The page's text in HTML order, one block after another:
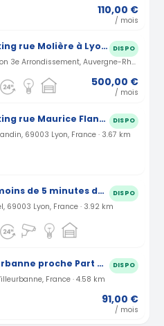
110,00 €
/ mois
Location parking rue Molière à Lyon (69) DISPO
93 Rue Molière, Lyon 3e Arrondissement, Auvergne-Rhône-Alpes, France · 3.3 km
500,00 €
/ mois
Location parking rue Maurice Flandin à Lyon (69) DISPO
69003 Lyon, France · 3.67 km
Box fermé à moins de 5 minutes de la gare Lyon Part-Dieu DISPO
69003 Lyon, France · 3.92 km
Parking Villeurbanne proche Part Dieu rue d'Alsace (69) DISPO
France · 4.58 km
91,00 €
/ mois